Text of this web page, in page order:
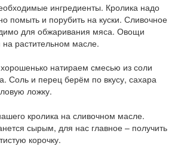
ингредиенты. Кролика надо
помыть и порубить на куски. Сливочное
для обжаривания мяса. Овощи
растительном масле.
хорошенько натираем смесью из соли
Соль и перец берём по вкусу, сахара
ложку.
кролика на сливочном масле.
сырым, для нас главное – получить
корочку.